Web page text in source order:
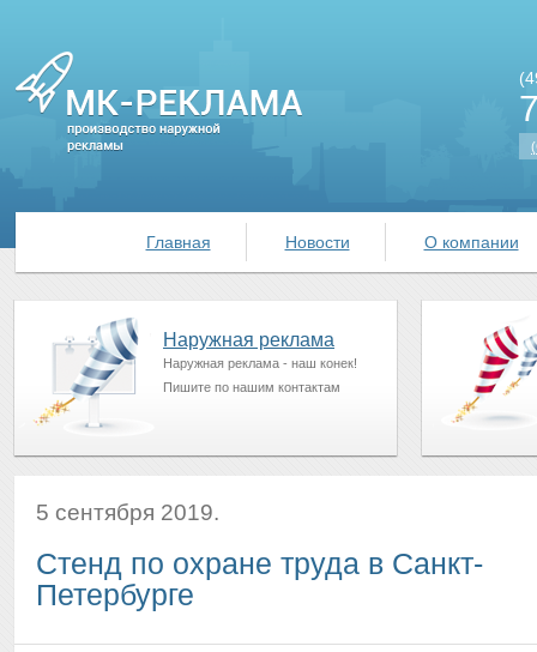
Главная Новости О компании
Наружная реклама
Наружная реклама - наш конек!
Пишите по нашим контактам
5 сентября 2019.
Стенд по охране труда в Санкт-
Петербурге